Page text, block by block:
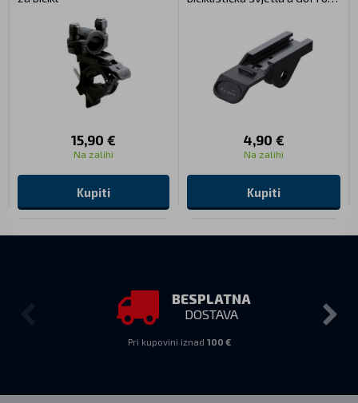
15,90 €
Na zalihi
Kupiti
4,90 €
Na zalihi
Kupiti
BESPLATNA
DOSTAVA
Pri kupovini iznad 100 €